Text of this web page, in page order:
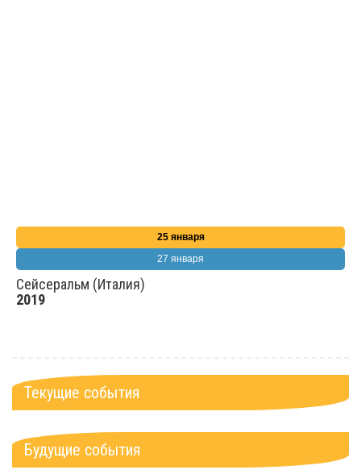
25 января
27 января
Сейсеральм (Италия)
2019
Текущие события
Будущие события